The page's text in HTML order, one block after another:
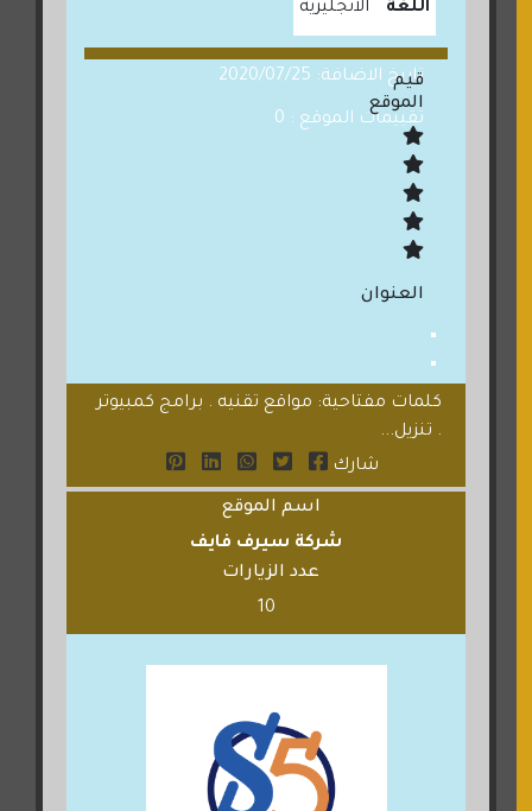
اللغة الانجليزية
تاريخ الاضافة: 2020/07/25
تقييمات الموقع : 0
قيم
الموقع
العنوان
كلمات مفتاحية: مواقع تقنيه . برامج كمبيوتر
. تنزيل...
شارك
اسم الموقع
شركة سيرف فايف
عدد الزيارات
10